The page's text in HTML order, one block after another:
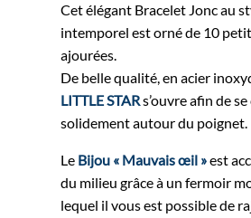
Cet élégant Bracelet Jonc au
intemporel est orné de 10
ajourées.
De belle qualité, en acier
LITTLE STARs’ouvre afin de
solidement autour du poignet.
Le Bijou « Mauvais œil »est
du milieu grâce à un fermoir
lequel il vous est possible de